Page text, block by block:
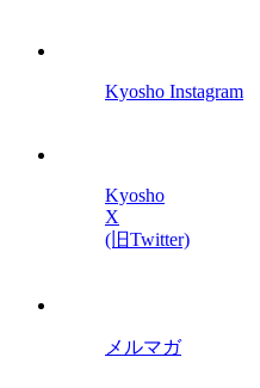
Kyosho Instagram
Kyosho
X
(旧Twitter)
メルマガ